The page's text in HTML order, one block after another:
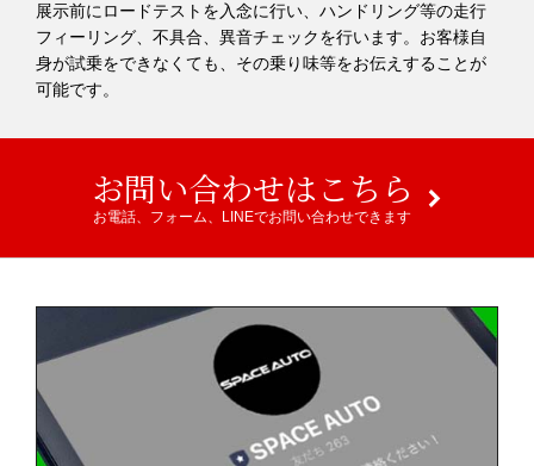
展示前にロードテストを入念に行い、ハンドリング等の走行
フィーリング、不具合、異音チェックを行います。お客様自
身が試乗をできなくても、その乗り味等をお伝えすることが
可能です。
お問い合わせはこちら
お電話、フォーム、LINEでお問い合わせできます